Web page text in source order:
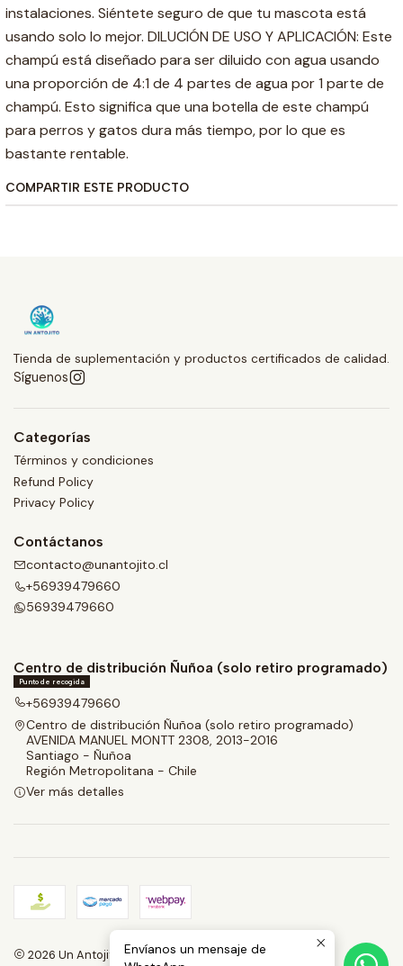
instalaciones. Siéntete seguro de que tu mascota está
usando solo lo mejor. DILUCIÓN DE USO Y APLICACIÓN: Este
champú está diseñado para ser diluido con agua usando
una proporción de 4:1 de 4 partes de agua por 1 parte de
champú. Esto significa que una botella de este champú
para perros y gatos dura más tiempo, por lo que es
bastante rentable.
COMPARTIR ESTE PRODUCTO
Tienda de suplementación y productos certificados de calidad.
Síguenos
Categorías
Términos y condiciones
Refund Policy
Privacy Policy
Contáctanos
contacto@unantojito.cl
+56939479660
56939479660
Centro de distribución Ñuñoa (solo retiro programado)
Punto de recogida
+56939479660
Centro de distribución Ñuñoa (solo retiro programado)
AVENIDA MANUEL MONTT 2308, 2013-2016
Santiago - Ñuñoa
Región Metropolitana - Chile
Ver más detalles
2026 Un Antojito.
Envíanos un mensaje de